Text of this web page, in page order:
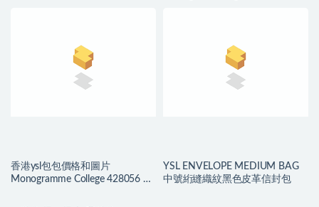
香港ysl包包價格和圖片
Monogramme College 428056 女
YSL ENVELOPE MEDIUM BAG
中號絎縫織紋黑色皮革信封包